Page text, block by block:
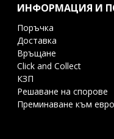
ИНФОРМАЦИЯ И
Поръчка
Доставка
Връщане
Click and Collect
КЗП
Решаване на спорове
Преминаване към